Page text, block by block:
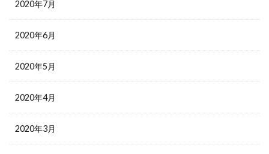
2020年7月
2020年6月
2020年5月
2020年4月
2020年3月